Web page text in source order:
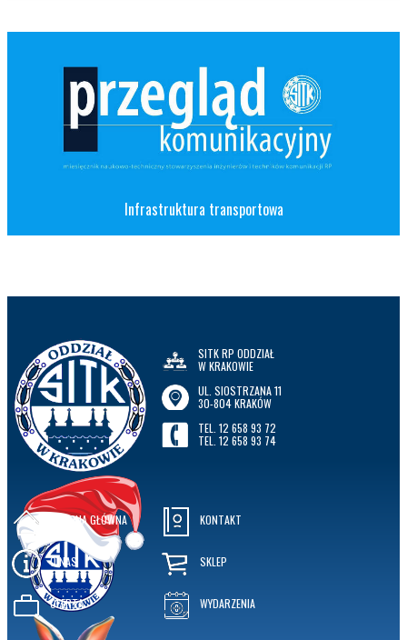
Infrastruktura transportowa
SITK RP ODDZIAŁ
W KRAKOWIE
UL. SIOSTRZANA 11
30-804 KRAKÓW
TEL. 12 658 93 72
TEL. 12 658 93 74
STRONA GŁÓWNA
O NAS
OFERTA
KONTAKT
SKLEP
WYDARZENIA